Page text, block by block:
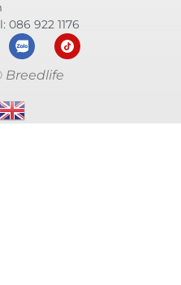
086 922 1176
Breedlife